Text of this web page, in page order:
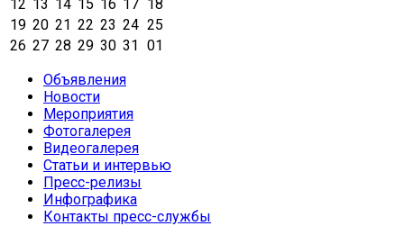
12 13 14 15 16 17 18
19 20 21 22 23 24 25
26 27 28 29 30 31 01
Объявления
Новости
Мероприятия
Фотогалерея
Видеогалерея
Статьи и интервью
Пресс-релизы
Инфографика
Контакты пресс-службы